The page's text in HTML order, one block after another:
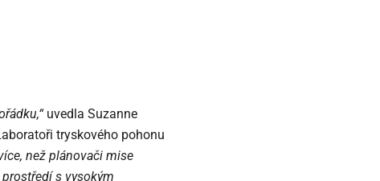
uvedla Suzanne
tryskového pohonu
než plánovači mise
s vysokým